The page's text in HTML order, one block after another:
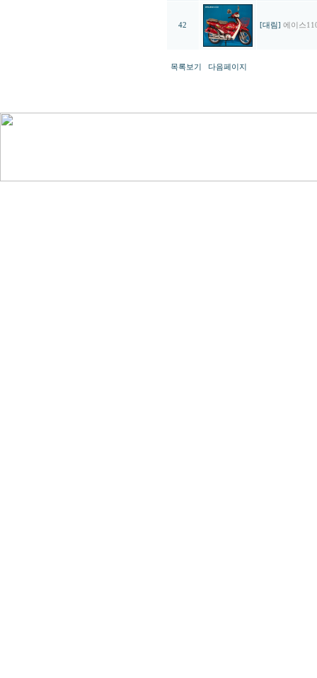
42 [대림] 에이스
목록보기 다음페이지